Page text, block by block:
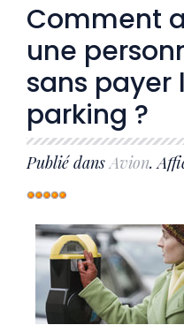
Comment
une
sans payer
parking ?
Publié dansAvion.
Vote
utilisateur:5/5